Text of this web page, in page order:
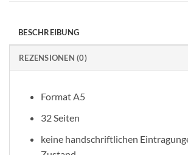
BESCHREIBUNG
REZENSIONEN (0)
Format A5
32 Seiten
keine handschriftlichen